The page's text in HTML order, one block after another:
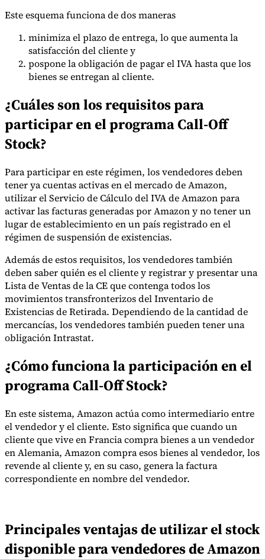
Este esquema funciona de dos maneras
minimiza el plazo de entrega, lo que aumenta la
satisfacción del cliente y
pospone la obligación de pagar el IVA hasta que los
bienes se entregan al cliente.
¿Cuáles son los requisitos para
participar en el programa Call-Off
Stock?
Para participar en este régimen, los vendedores deben
tener ya cuentas activas en el mercado de Amazon,
utilizar el Servicio de Cálculo del IVA de Amazon para
activar las facturas generadas por Amazon y no tener un
lugar de establecimiento en un país registrado en el
régimen de suspensión de existencias.
Además de estos requisitos, los vendedores también
deben saber quién es el cliente y registrar y presentar una
Lista de Ventas de la CE que contenga todos los
movimientos transfronterizos del Inventario de
Existencias de Retirada. Dependiendo de la cantidad de
mercancías, los vendedores también pueden tener una
obligación Intrastat.
¿Cómo funciona la participación en el
programa Call-Off Stock?
En este sistema, Amazon actúa como intermediario entre
el vendedor y el cliente. Esto significa que cuando un
cliente que vive en Francia compra bienes a un vendedor
en Alemania, Amazon compra esos bienes al vendedor, los
revende al cliente y, en su caso, genera la factura
correspondiente en nombre del vendedor.
Principales ventajas de utilizar el stock
disponible para vendedores de Amazon